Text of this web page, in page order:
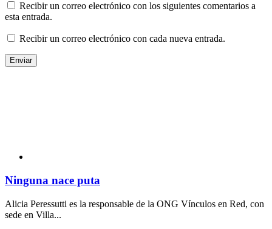
Recibir un correo electrónico con los siguientes comentarios a
esta entrada.
Recibir un correo electrónico con cada nueva entrada.
Ninguna nace puta
Alicia Peressutti es la responsable de la ONG Vínculos en Red, con
sede en Villa...